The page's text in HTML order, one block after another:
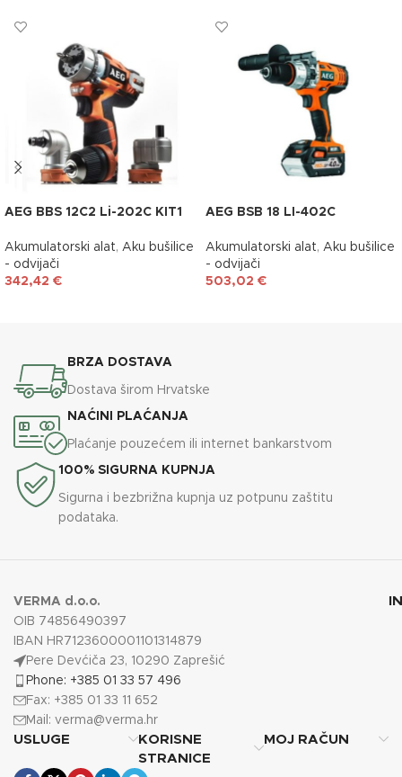
AEG BBS 12C2 Li-202C KIT1
Akumulatorski alat, Aku bušilice
- odvijači
342,42 €
AEG BSB 18 LI-402C
Akumulatorski alat, Aku bušilice
- odvijači
503,02 €
BRZA DOSTAVA
Dostava širom Hrvatske
NAĆINI PLAĆANJA
Plaćanje pouzećem ili internet bankarstvom
100% SIGURNA KUPNJA
Sigurna i bezbrižna kupnja uz potpunu zaštitu
podataka.
VERMA d.o.o.
OIB 74856490397
IBAN HR7123600001101314879
Pere Devćiča 23, 10290 Zaprešić
Phone: +385 01 33 57 496
Fax: +385 01 33 11 652
Mail: verma@verma.hr
USLUGE
KORISNE
STRANICE
MOJ RAČUN